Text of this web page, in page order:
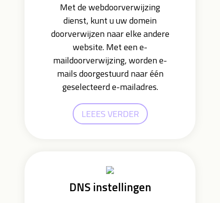
Met de webdoorverwijzing
dienst, kunt u uw domein
doorverwijzen naar elke andere
website. Met een e-
maildoorverwijzing, worden e-
mails doorgestuurd naar één
geselecteerd e-mailadres.
LEEES VERDER
DNS instellingen